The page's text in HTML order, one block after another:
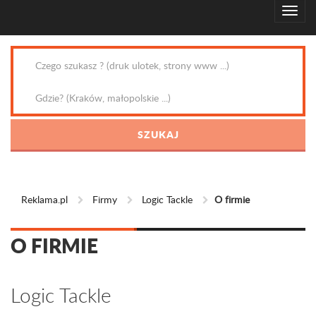
Reklama.pl Firmy Logic Tackle O firmie
O FIRMIE
Logic Tackle